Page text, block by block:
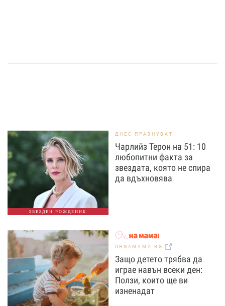
ЗВЕЗДЕН РОЖДЕНИК
ДНЕС ПРАЗНУВАТ
Чарлийз Терон на 51: 10
любопитни факта за
звездата, която не спира
да вдъхновява
OHNAMAMA.BG
Защо детето трябва да
играе навън всеки ден:
Ползи, които ще ви
изненадат